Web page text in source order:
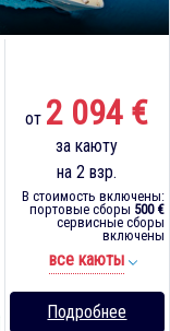
от 2 094 €
за каюту
на 2 взр.
В стоимость включены:
портовые сборы 500 €
сервисные сборы
включены
все каюты
Подробнее